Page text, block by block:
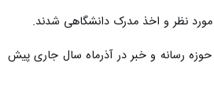
در بحران" نیز برای علاقمندان به حوزه رسانه و خبر در آذرماه سال جاری پیش